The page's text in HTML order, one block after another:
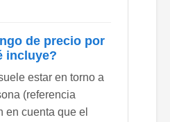
de precio por
incluye?
estar en torno a
(referencia
en cuenta que el